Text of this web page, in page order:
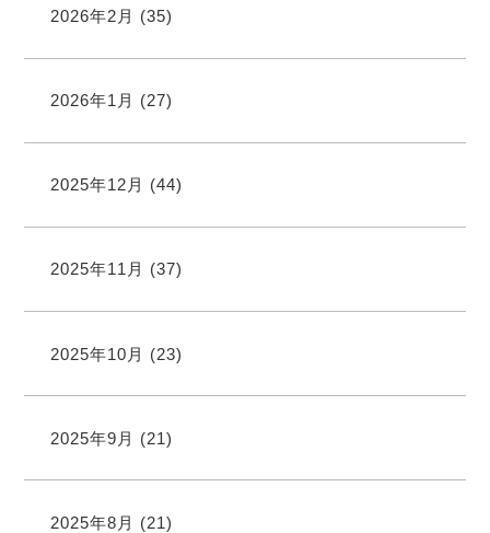
2026年2月 (35)
2026年1月 (27)
2025年12月 (44)
2025年11月 (37)
2025年10月 (23)
2025年9月 (21)
2025年8月 (21)